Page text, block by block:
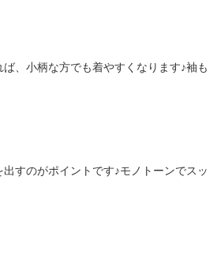
、小柄な方でも着やすくなります♪袖も
すのがポイントです♪モノトーンでスッ